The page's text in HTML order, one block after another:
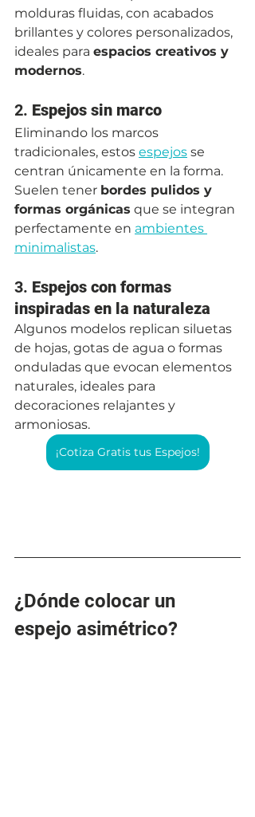
molduras fluidas, con acabados
brillantes y colores personalizados,
ideales para espacios creativos y
modernos.
2. Espejos sin marco
Eliminando los marcos
tradicionales, estos espejos se
centran únicamente en la forma.
Suelen tener bordes pulidos y
formas orgánicas que se integran
perfectamente en ambientes
minimalistas.
3. Espejos con formas
inspiradas en la naturaleza
Algunos modelos replican siluetas
de hojas, gotas de agua o formas
onduladas que evocan elementos
naturales, ideales para
decoraciones relajantes y
armoniosas.
¡Cotiza Gratis tus Espejos!
¿Dónde colocar un
espejo asimétrico?